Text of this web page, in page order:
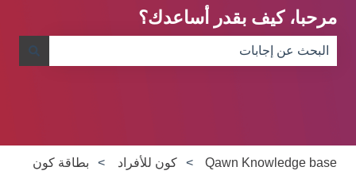
مرحبا، كيف بقدر أساعدك؟
Qawn Knowledge base كون للأفراد بطاقة كون